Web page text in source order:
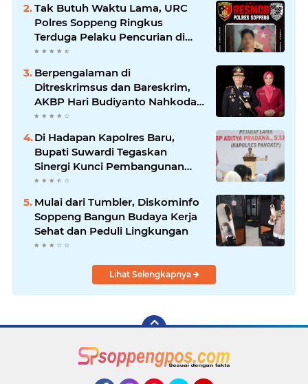
Tak Butuh Waktu Lama, URC
Polres Soppeng Ringkus
Terduga Pelaku Pencurian di
Liliriaja
Berpengalaman di
Ditreskrimsus dan Bareskrim,
AKBP Hari Budiyanto Nahkodai
Polres Soppeng
Di Hadapan Kapolres Baru,
Bupati Suwardi Tegaskan
Sinergi Kunci Pembangunan
Soppeng
Mulai dari Tumbler, Diskominfo
Soppeng Bangun Budaya Kerja
Sehat dan Peduli Lingkungan
Lihat Selengkapnya